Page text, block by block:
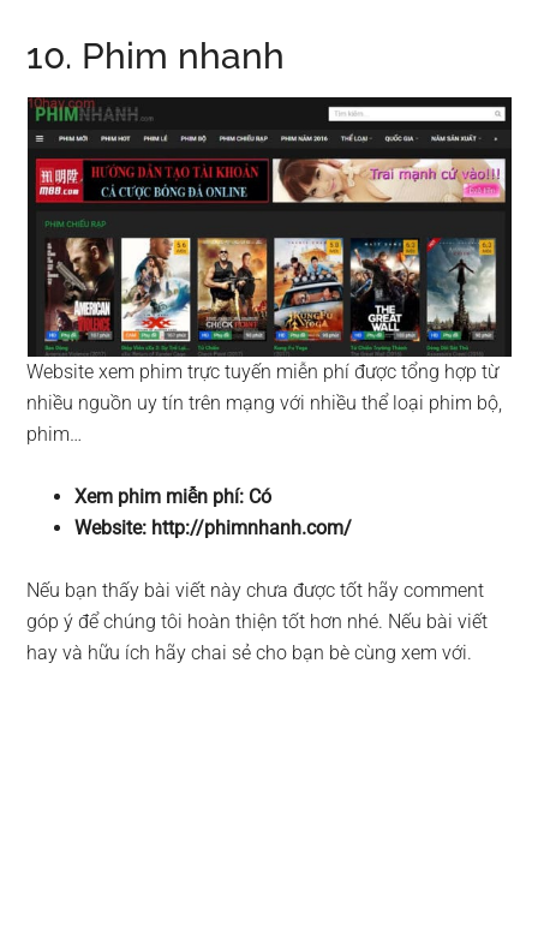
10. Phim nhanh
Website xem phim trực tuyến miễn phí được tổng hợp từ
nhiều nguồn uy tín trên mạng với nhiều thể loại phim bộ,
phim…
Xem phim miễn phí: Có
Website: http://phimnhanh.com/
Nếu bạn thấy bài viết này chưa được tốt hãy comment
góp ý để chúng tôi hoàn thiện tốt hơn nhé. Nếu bài viết
hay và hữu ích hãy chai sẻ cho bạn bè cùng xem với.